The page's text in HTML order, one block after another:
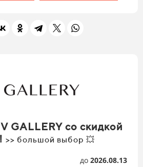
GALLERY со скидкой
>> большой выбор 💥
до 2026.08.13